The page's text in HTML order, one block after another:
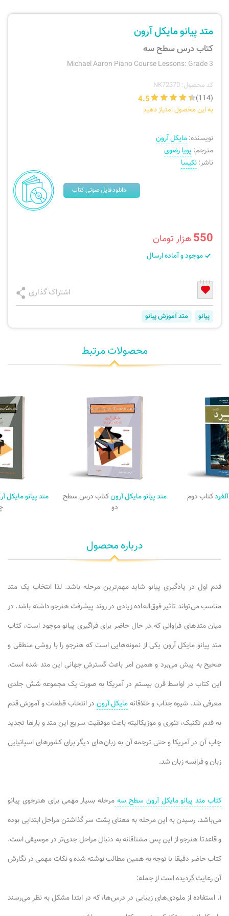
نی، فلوت، سازهای بادی
ارسال سفارش
متد پیانو مایکل آرون
کتاب درس سطح سه
Michael Aaron Piano Course Lessons: Grade 3
کد محصول: NK72370
(114)
4.5
به این محصول امتیاز دهید
نویسنده:مایکل آرون
مترجم: پویا رضوی
ناشر:نکیسا
دانلود فایل صوتی کتاب
550هزار تومان
موجود و آماده ارسال
اشتراک گذاری
پیانو متد آموزش پیانو
محصولات مرتبط
کتاب دوم متد پیانو مایکل آرونکتاب درس سطح
دو
متد پیانو مایکل
درباره محصول
قدم اول در یادگیری پیانو شاید مهم‌ترین مرحله باشد. لذا انتخاب یک متد
مناسب می‌تواند تاثیر فوق‌العاده زیادی در روند پیشرفت هنرجو داشته باشد. در
میان متدهای فراوانی که در حال حاضر برای فراگیری پیانو موجود است، کتاب
متد پیانو مایکل آرون یکی از نمونه‌هایی است که هنرجو را با روشی منطقی و
صحیح به پیش می‌برد و همین امر باعث گسترش جهانی این متد شده است.
این کتاب در اواسط قرن بیستم در آمریکا به صورت یک مجموعه شش جلدی
معرفی شد. شیوه جذاب و خلاقانهمایکل آرون در انتخاب قطعات و آموزش قدم
به قدم تکنیک، تئوری و موزیکالیته باعث موفقیت سریع این متد و بارها تجدید
چاپ آن در آمریکا و حتی ترجمه آن به زبان‌های دیگر برای کشورهای اسپانیایی
زبان و فرانسه زبان شد.
کتاب متد پیانو مایکل آرون سطح سه مرحله بسیار مهمی برای هنرجوی پیانو
می‌باشد. رسیدن به این مرحله به معنای پشت سر گذاشتن مراحل ابتدایی بوده
و قاعدتا هنرجو از این پس مشتاقانه به دنبال مراحل جدی‌تر در موسیقی است.
کتاب حاضر دقیقا با توجه به همین مطالب نوشته شده و نکات مهمی در نگارش
آن رعایت گردیده است از جمله:
۱. استفاده از ملودی‌های زیبایی در درس‌ها، که در ابتدا مشکل به نظر می‌رسند